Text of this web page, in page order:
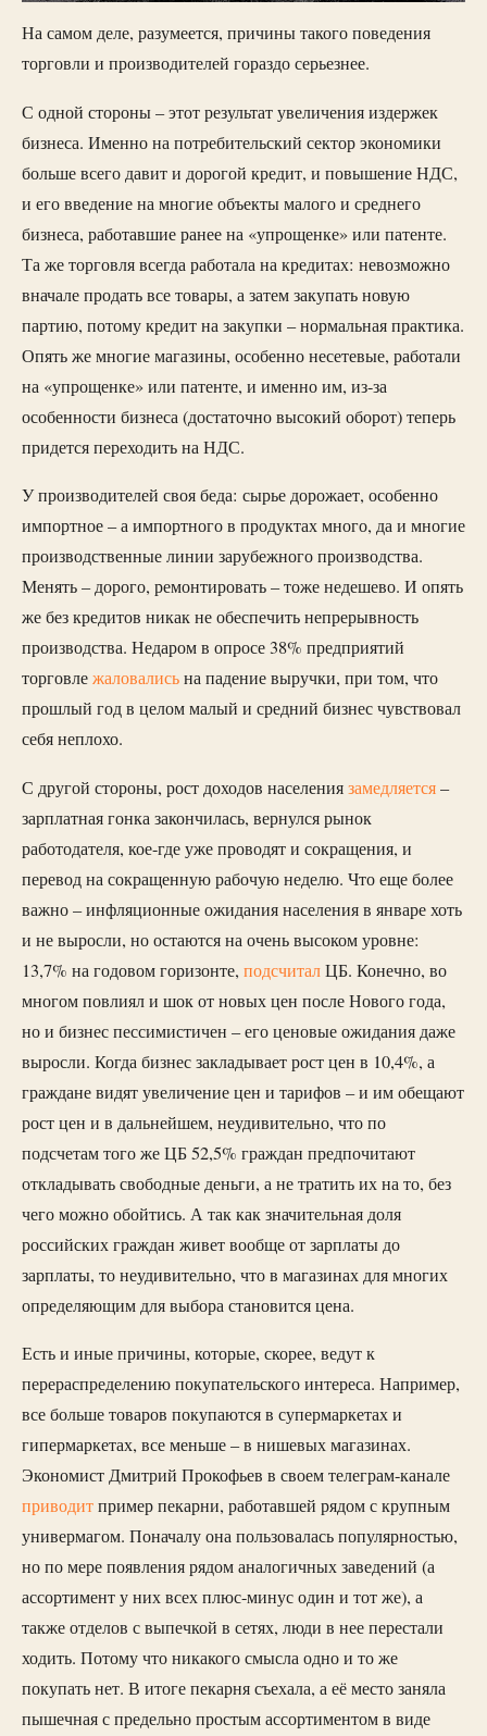
На самом деле, разумеется, причины такого поведения
торговли и производителей гораздо серьезнее.
С одной стороны – этот результат увеличения издержек
бизнеса. Именно на потребительский сектор экономики
больше всего давит и дорогой кредит, и повышение НДС,
и его введение на многие объекты малого и среднего
бизнеса, работавшие ранее на «упрощенке» или патенте.
Та же торговля всегда работала на кредитах: невозможно
вначале продать все товары, а затем закупать новую
партию, потому кредит на закупки – нормальная практика.
Опять же многие магазины, особенно несетевые, работали
на «упрощенке» или патенте, и именно им, из-за
особенности бизнеса (достаточно высокий оборот) теперь
придется переходить на НДС.
У производителей своя беда: сырье дорожает, особенно
импортное – а импортного в продуктах много, да и многие
производственные линии зарубежного производства.
Менять – дорого, ремонтировать – тоже недешево. И опять
же без кредитов никак не обеспечить непрерывность
производства. Недаром в опросе 38% предприятий
торговлежаловалисьна падение выручки, при том, что
прошлый год в целом малый и средний бизнес чувствовал
себя неплохо.
С другой стороны, рост доходов населениязамедляется–
зарплатная гонка закончилась, вернулся рынок
работодателя, кое-где уже проводят и сокращения, и
перевод на сокращенную рабочую неделю. Что еще более
важно – инфляционные ожидания населения в январе хоть
и не выросли, но остаются на очень высоком уровне:
13,7% на годовом горизонте, подсчиталЦБ. Конечно, во
многом повлиял и шок от новых цен после Нового года,
но и бизнес пессимистичен – его ценовые ожидания даже
выросли. Когда бизнес закладывает рост цен в 10,4%, а
граждане видят увеличение цен и тарифов – и им обещают
рост цен и в дальнейшем, неудивительно, что по
подсчетам того же ЦБ 52,5% граждан предпочитают
откладывать свободные деньги, а не тратить их на то, без
чего можно обойтись. А так как значительная доля
российских граждан живет вообще от зарплаты до
зарплаты, то неудивительно, что в магазинах для многих
определяющим для выбора становится цена.
Есть и иные причины, которые, скорее, ведут к
перераспределению покупательского интереса. Например,
все больше товаров покупаются в супермаркетах и
гипермаркетах, все меньше – в нишевых магазинах.
Экономист Дмитрий Прокофьев в своем телеграм-канале
приводитпример пекарни, работавшей рядом с крупным
универмагом. Поначалу она пользовалась популярностью,
но по мере появления рядом аналогичных заведений (а
ассортимент у них всех плюс-минус один и тот же), а
также отделов с выпечкой в сетях, люди в нее перестали
ходить. Потому что никакого смысла одно и то же
покупать нет. В итоге пекарня съехала, а её место заняла
пышечная с предельно простым ассортиментом в виде